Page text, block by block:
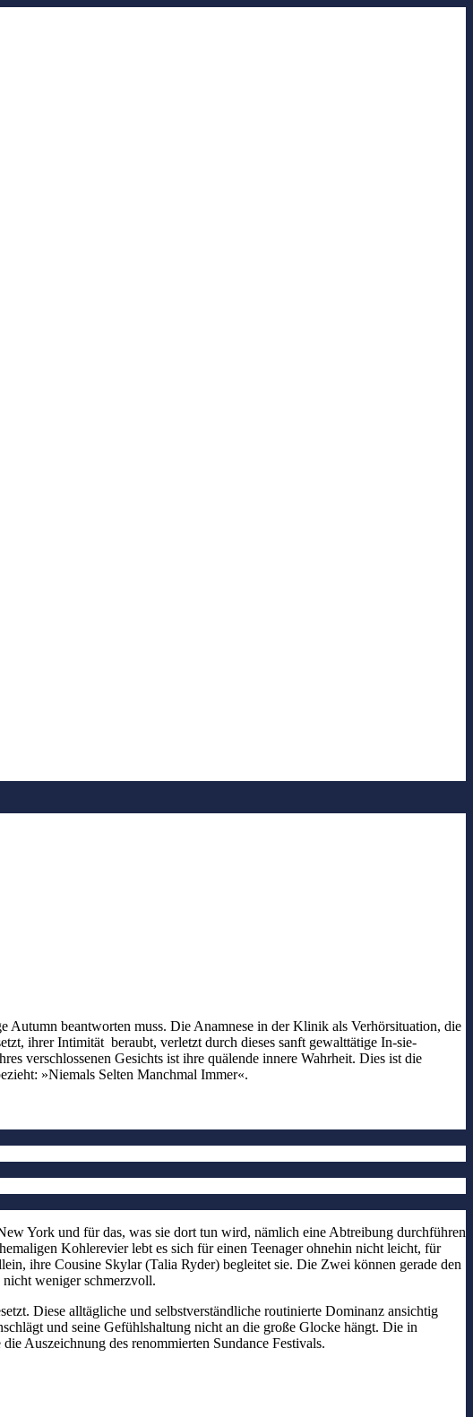
beantworten muss. Die Anamnese in der Klinik als Verhörsituation, die
ihrer Intimität beraubt, verletzt durch dieses sanft gewalttätige In-sie-
verschlossenen Gesichts ist ihre quälende innere Wahrheit. Dies ist die
»Niemals Selten Manchmal Immer«.
York und für das, was sie dort tun wird, nämlich eine Abtreibung durchführen
Kohlerevier lebt es sich für einen Teenager ohnehin nicht leicht, für
ihre Cousine Skylar (Talia Ryder) begleitet sie. Die Zwei können gerade den
weniger schmerzvoll.
Diese alltägliche und selbstverständliche routinierte Dominanz ansichtig
und seine Gefühlshaltung nicht an die große Glocke hängt. Die in
Auszeichnung des renommierten Sundance Festivals.